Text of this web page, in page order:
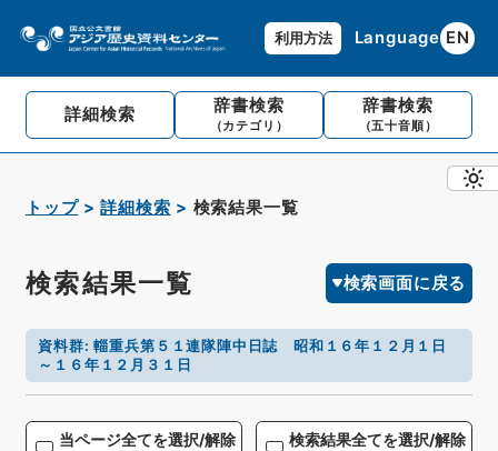
利用方法 Language EN
詳細検索 辞書検索
（カテゴリ）
辞書検索
（五十音順）
トップ 詳細検索 検索結果一覧
検索結果一覧 検索画面に戻る
資料群:輜重兵第５１連隊陣中日誌 昭和１６年１２月１日
～１６年１２月３１日
当ページ全てを選択/解除 検索結果全てを選択/解除